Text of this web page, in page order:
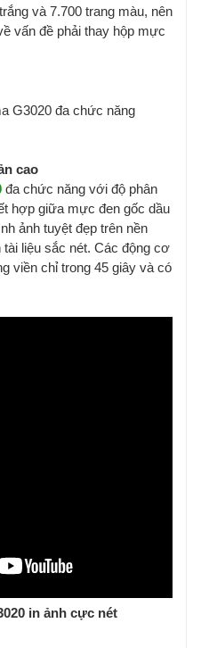
và 7.700 trang màu, nên
vấn đề phải thay hộp mực
cao
đa chức năng với độ phân
hợp giữa mực đen gốc dầu
ảnh tuyệt đẹp trên nền
liệu sắc nét. Các động cơ
viền chỉ trong 45 giây và có
in ảnh cực nét